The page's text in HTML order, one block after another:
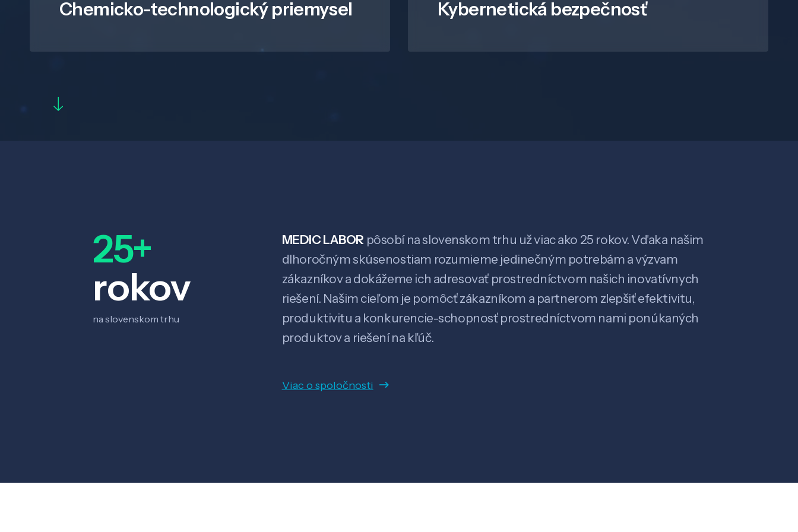
Chemicko-technologický priemysel Kybernetická bezpečnosť
25+
rokov
na slovenskom trhu
MEDIC LABOR pôsobí na slovenskom trhu už viac ako 25 rokov. Vďaka našim
dlhoročným skúsenostiam rozumieme jedinečným potrebám a výzvam
zákazníkov a dokážeme ich adresovať prostredníctvom našich inovatívnych
riešení. Našim cieľom je pomôcť zákazníkom a partnerom zlepšiť efektivitu,
produktivitu a konkurencie-schopnosť prostredníctvom nami ponúkaných
produktov a riešení na kľúč.
Viac o spoločnosti